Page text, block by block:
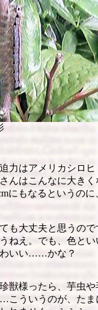
力はアメリカシロ
んはこんなに大き
にもなるというの
も大丈夫と思うの
ねえ。でも、色と
いい……かな？
獣様ったら、芋虫
ういうのが、たま